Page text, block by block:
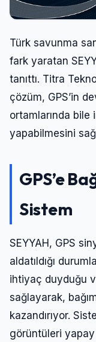
Türk savunma
fark yaratan
tanıttı. Titra
çözüm, GPS’in
ortamlarında bile
yapabilmesini
GPS’e
Sistem
SEYYAH, GPS
aldatıldığı
ihtiyaç duyduğu
sağlayarak,
kazandırıyor.
görüntüleri